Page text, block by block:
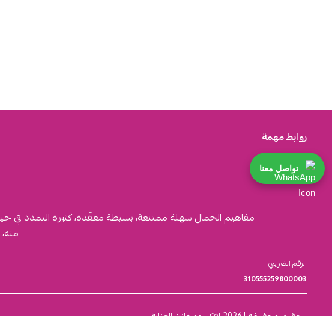
روابط مهمة
مفاهيم الجمال سهلة ممتنعة، بسيطة معقّدة، كثيرة التمدد في
الرقم الضريبي
310555259800003
تواصل معنا